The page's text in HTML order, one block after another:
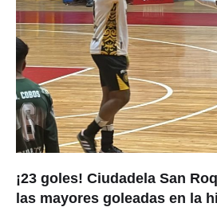
¡23 goles! Ciudadela San
las mayores goleadas en la